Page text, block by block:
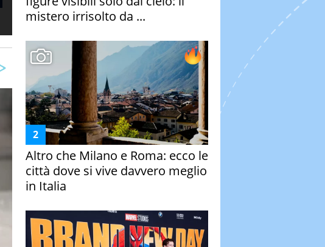
mistero irrisolto da ...
Altro che Milano e Roma: ecco le
città dove si vive davvero meglio
in Italia